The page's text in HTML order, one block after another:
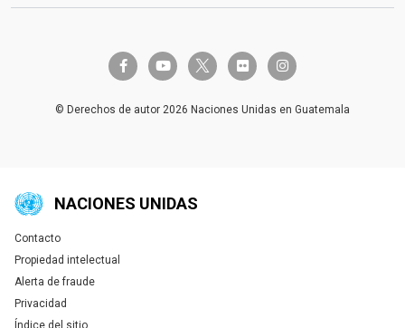
facebook-fyoutubetwitter-x flickr instagram
© Derechos de autor 2026 Naciones Unidas en Guatemala
NACIONES UNIDAS
Global U.N. menu
Contacto
Propiedad intelectual
Alerta de fraude
Privacidad
Índice del sitio